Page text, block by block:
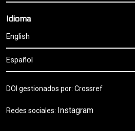
Idioma
English
Español
DOI gestionados por: Crossref
Redes sociales: Instagram